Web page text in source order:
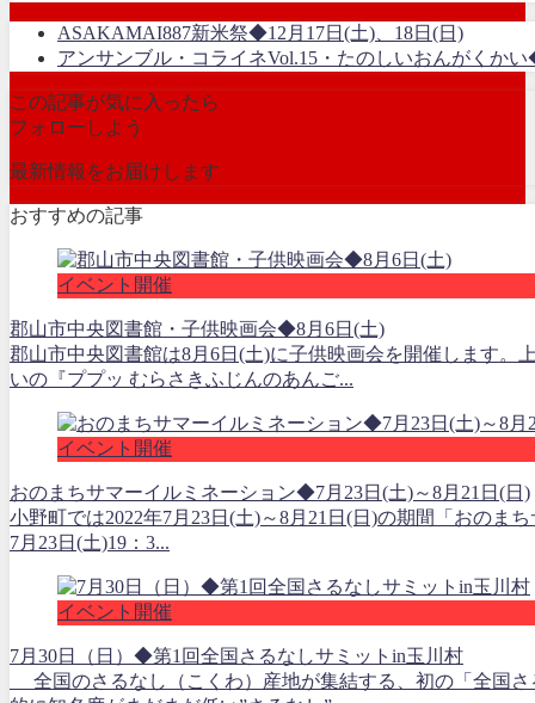
ASAKAMAI887新米祭◆12月17日(土)、18日(日)
アンサンブル・コライネVol.15・たのしいおんがくか
この記事が気に入ったら
フォローしよう
最新情報をお届けします
おすすめの記事
イベント開催
郡山市中央図書館・子供映画会◆8月6日(土)
郡山市中央図書館は8月6日(土)に子供映画会を開催します。
いの『ププッ むらさきふじんのあんご...
イベント開催
おのまちサマーイルミネーション◆7月23日(土)～8月21日(日)
小野町では2022年7月23日(土)～8月21日(日)の期間「おのま
7月23日(土)19：3...
イベント開催
7月30日（日）◆第1回全国さるなしサミットin玉川村
全国のさるなし（こくわ）産地が集結する、初の「全国